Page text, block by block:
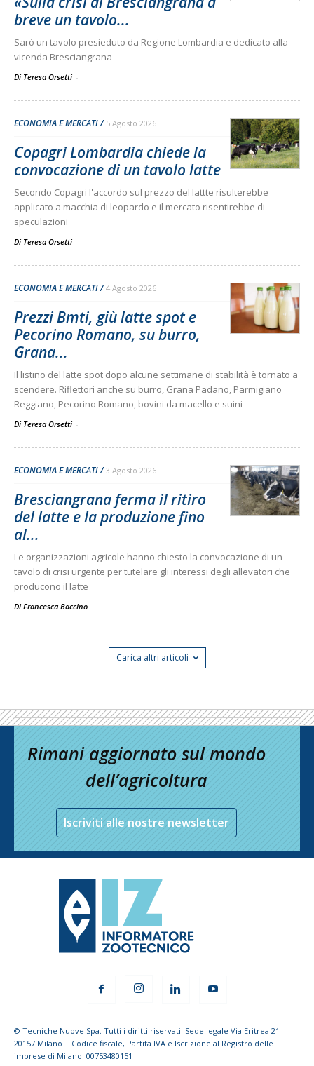
breve un tavolo...
Sarò un tavolo presieduto da Regione Lombardia e dedicato alla
vicenda Bresciangrana
Di Teresa Orsetti -
ECONOMIA E MERCATI 5 Agosto 2026
Copagri Lombardia chiede la
convocazione di un tavolo latte
Secondo Copagri l'accordo sul prezzo del lattte risulterebbe
applicato a macchia di leopardo e il mercato risentirebbe di
speculazioni
Di Teresa Orsetti -
ECONOMIA E MERCATI 4 Agosto 2026
Prezzi Bmti, giù latte spot e
Pecorino Romano, su burro,
Grana...
Il listino del latte spot dopo alcune settimane di stabilità è tornato a
scendere. Riflettori anche su burro, Grana Padano, Parmigiano
Reggiano, Pecorino Romano, bovini da macello e suini
Di Teresa Orsetti -
ECONOMIA E MERCATI 3 Agosto 2026
Bresciangrana ferma il ritiro
del latte e la produzione fino
al...
Le organizzazioni agricole hanno chiesto la convocazione di un
tavolo di crisi urgente per tutelare gli interessi degli allevatori che
producono il latte
Di Francesca Baccino
Carica altri articoli
Rimani aggiornato sul mondo
dell’agricoltura
Iscriviti alle nostre newsletter
© Tecniche Nuove Spa. Tutti i diritti riservati. Sede legale Via Eritrea 21 -
20157 Milano | Codice fiscale, Partita IVA e Iscrizione al Registro delle
imprese di Milano: 00753480151